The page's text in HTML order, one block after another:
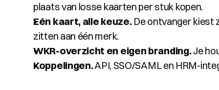
plaats van losse kaarten per stuk kopen.
Eén kaart, alle keuze. De ontvanger kiest
zitten aan één merk.
WKR-overzicht en eigen branding. Je
Koppelingen. API, SSO/SAML en HRM-